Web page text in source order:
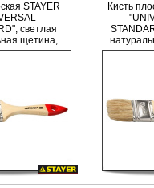
STAYER
светлая
щетина,
ручка, 38мм
Кисть